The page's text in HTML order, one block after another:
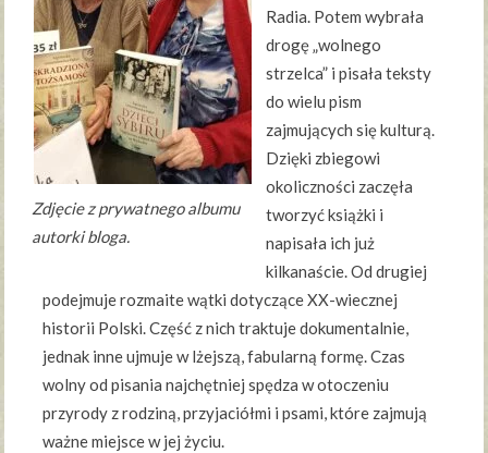
Zdjęcie z prywatnego albumu
autorki bloga.
Radia. Potem wybrała
drogę „wolnego
strzelca” i pisała teksty
do wielu pism
zajmujących się kulturą.
Dzięki zbiegowi
okoliczności zaczęła
tworzyć książki i
napisała ich już
kilkanaście. Od drugiej
podejmuje rozmaite wątki dotyczące XX-wiecznej
historii Polski. Część z nich traktuje dokumentalnie,
jednak inne ujmuje w lżejszą, fabularną formę. Czas
wolny od pisania najchętniej spędza w otoczeniu
przyrody z rodziną, przyjaciółmi i psami, które zajmują
ważne miejsce w jej życiu.